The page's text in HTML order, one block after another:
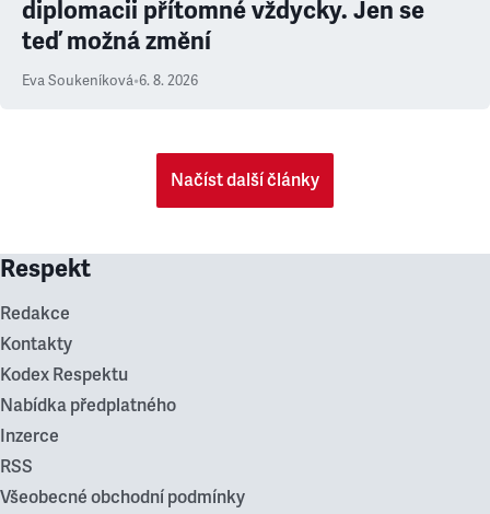
diplomacii přítomné vždycky. Jen se
teď možná změní
Eva Soukeníková•6. 8. 2026
Načíst další články
Respekt
Redakce
Kontakty
Kodex Respektu
Nabídka předplatného
Inzerce
RSS
Všeobecné obchodní podmínky